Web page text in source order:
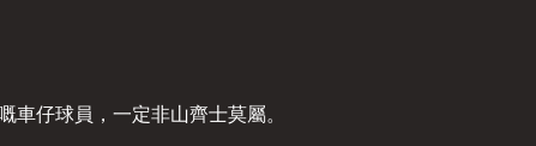
車仔球員，一定非山齊士莫屬。